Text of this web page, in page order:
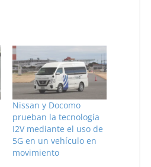
Nissan y Docomo
prueban la tecnología
I2V mediante el uso de
5G en un vehículo en
movimiento